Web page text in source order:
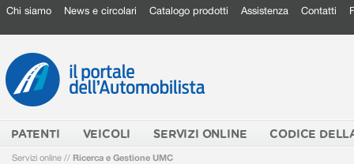
Chi siamo News e circolari Catalogo prodotti Assistenza Contatti
PATENTI VEICOLI SERVIZI ONLINE CODICE
Servizi online // Ricerca e Gestione UMC